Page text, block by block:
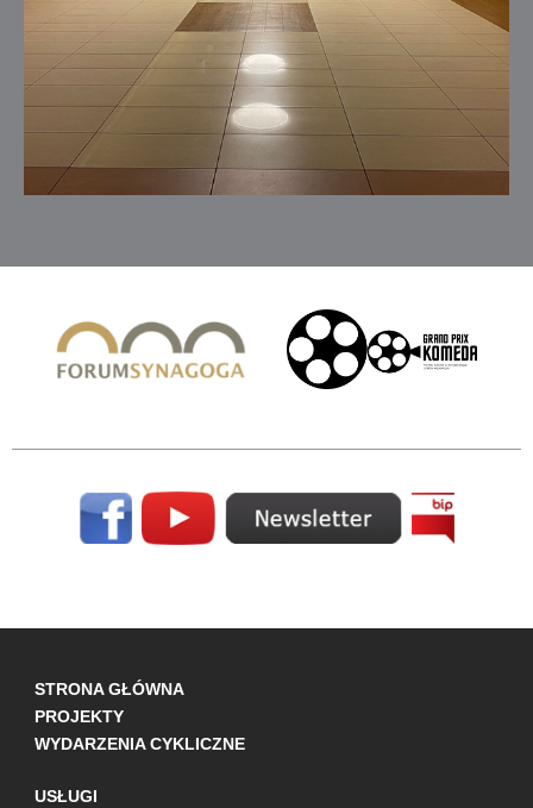
STRONA GŁÓWNA
PROJEKTY
WYDARZENIA CYKLICZNE
USŁUGI